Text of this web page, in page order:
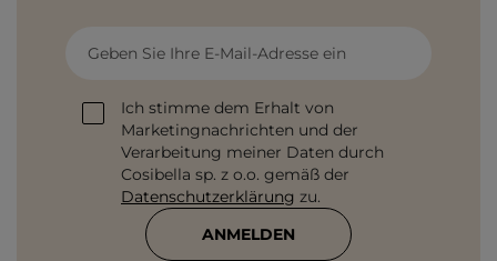
Geben Sie Ihre E-Mail-Adresse ein
Ich stimme dem Erhalt von
Marketingnachrichten und der
Verarbeitung meiner Daten durch
Cosibella sp. z o.o. gemäß der
Datenschutzerklärung zu.
ANMELDEN